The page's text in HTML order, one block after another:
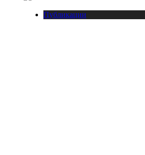
Публикации